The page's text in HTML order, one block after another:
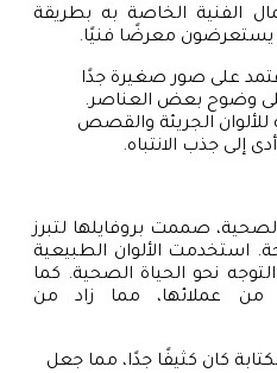
الفنية الخاصة به بطريقة
يستعرضون معرضًا فنيًا.
على صور صغيرة جدًا
على وضوح بعض العناصر.
الجريئة والقصص
إلى جذب الانتباه.
صممت بروفايلها لتبرز
استخدمت الألوان الطبيعية
نحو الحياة الصحية. كما
من عملائها، مما زاد من
كان كثيفًا جدًا، مما جعل